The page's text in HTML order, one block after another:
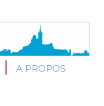
A PROPOS